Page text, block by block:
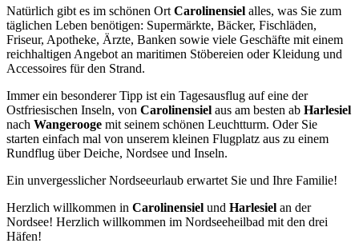
Natürlich gibt es im schönen Ort Carolinensiel alles, was Sie zum
täglichen Leben benötigen: Supermärkte, Bäcker, Fischläden,
Friseur, Apotheke, Ärzte, Banken sowie viele Geschäfte mit einem
reichhaltigen Angebot an maritimen Stöbereien oder Kleidung und
Accessoires für den Strand.
Immer ein besonderer Tipp ist ein Tagesausflug auf eine der
Ostfriesischen Inseln, von Carolinensiel aus am besten ab Harlesiel
nach Wangerooge mit seinem schönen Leuchtturm. Oder Sie
starten einfach mal von unserem kleinen Flugplatz aus zu einem
Rundflug über Deiche, Nordsee und Inseln.
Ein unvergesslicher Nordseeurlaub erwartet Sie und Ihre Familie!
Herzlich willkommen in Carolinensiel und Harlesiel an der
Nordsee! Herzlich willkommen im Nordseeheilbad mit den drei
Häfen!